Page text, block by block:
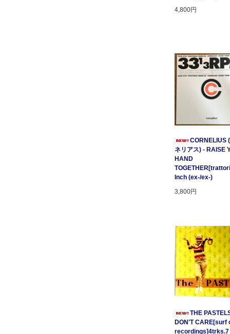
4,800円
CORNELIUS
ネリアス) - RAISE
HAND
Inch (ex-/ex-)
3,800円
THE
DON'T CARE[surf
recordings]4trks.7